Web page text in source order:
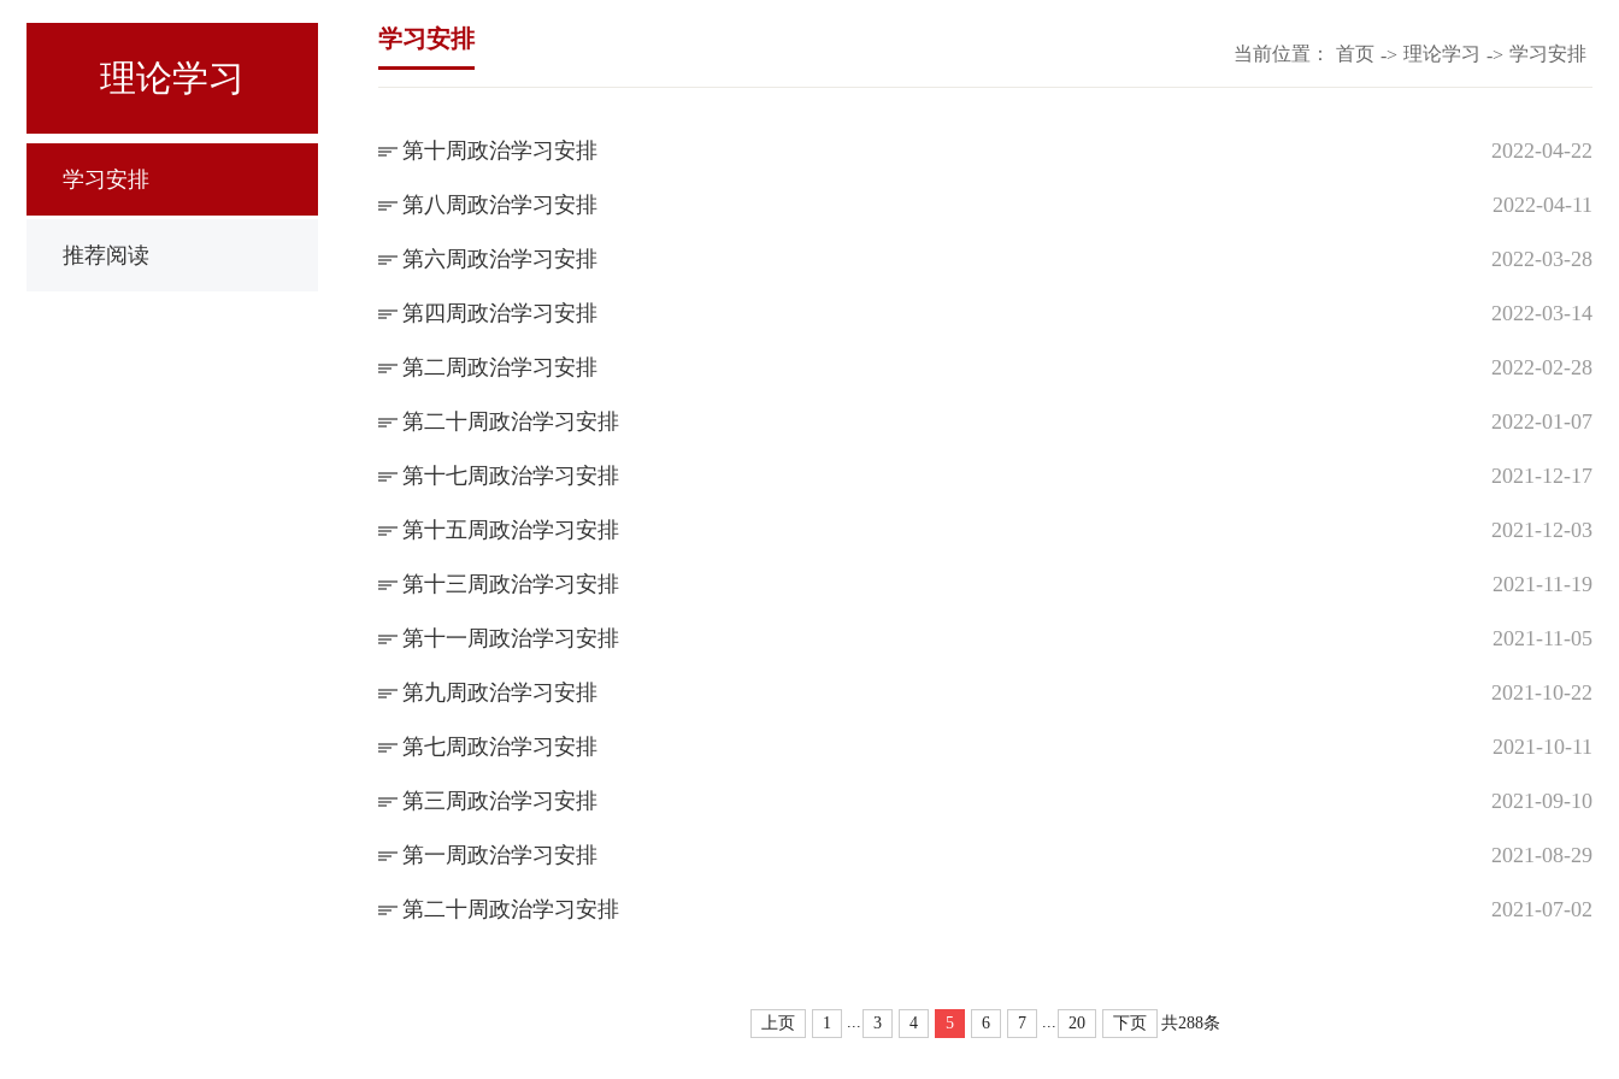
理论学习
学习安排
推荐阅读
学习安排
当前位置： 首页 -> 理论学习 -> 学习安排
第十周政治学习安排 2022-04-22
第八周政治学习安排 2022-04-11
第六周政治学习安排 2022-03-28
第四周政治学习安排 2022-03-14
第二周政治学习安排 2022-02-28
第二十周政治学习安排 2022-01-07
第十七周政治学习安排 2021-12-17
第十五周政治学习安排 2021-12-03
第十三周政治学习安排 2021-11-19
第十一周政治学习安排 2021-11-05
第九周政治学习安排 2021-10-22
第七周政治学习安排 2021-10-11
第三周政治学习安排 2021-09-10
第一周政治学习安排 2021-08-29
第二十周政治学习安排 2021-07-02
上页 1 ... 3 4 5 6 7 ... 20 下页 共288条